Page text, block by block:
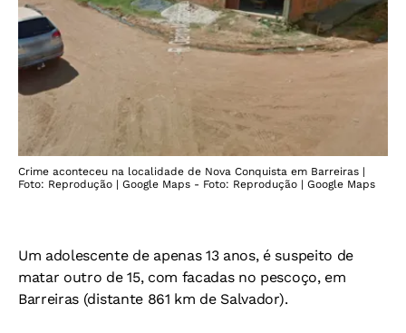
Crime aconteceu na localidade de Nova Conquista em Barreiras |
Foto: Reprodução | Google Maps - Foto: Reprodução | Google Maps
Um adolescente de apenas 13 anos, é suspeito de
matar outro de 15, com facadas no pescoço, em
Barreiras (distante 861 km de Salvador).